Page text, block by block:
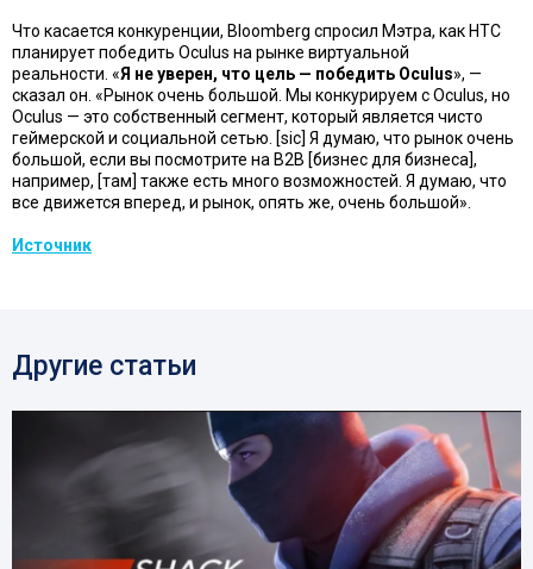
Что касается конкуренции, Bloomberg спросил Мэтра, как HTC
планирует победить Oculus на рынке виртуальной
реальности. «Я не уверен, что цель — победить Oculus», —
сказал он. «Рынок очень большой. Мы конкурируем с Oculus, но
Oculus — это собственный сегмент, который является чисто
геймерской и социальной сетью. [sic] Я думаю, что рынок очень
большой, если вы посмотрите на B2B [бизнес для бизнеса],
например, [там] также есть много возможностей. Я думаю, что
все движется вперед, и рынок, опять же, очень большой».
Источник
Другие статьи